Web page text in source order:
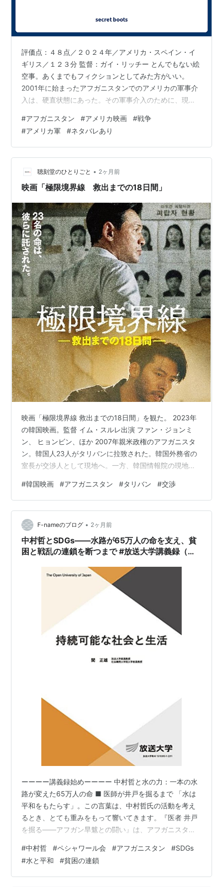
評価点：４８点／２０２４年／アメリカ・スペイン・イ
ギリス／１２３分 監督：ガイ・リッチー とんでもない絵
空事。あくまでもフィクションとしてみた方がいい。
2001年に始まったアフガニスタンでのアメリカの軍事介
入は、硬直状態にあった。その軍事介入のために、現地
欲していた。２０１８年、ジョン・キンリー（ジェイ
ク・ギレンホール）曹長は、新しく通訳をチームに迎え
た。現地の事情に詳しい通訳のアーメッド（ダール・サ
リム）と次第に打ち解けていく。軍事作戦にチームで挑
んでいたキンリーは、爆弾工場を発見する。しかし、そ
の工場にタリバンの兵士が次々と送り込まれ、チ…
#アフガニスタン #アメリカ映画 #戦争
#アメリカ軍 #ネタバレあり
聴刻堂のひとりごと • 2ヶ月前
映画「極限境界線 救出までの18日間」
映画「極限境界線 救出までの18日間」を観た。 2023年
の韓国映画。監督 イム・スルレ出演 ファン・ジョンミ
ン、 ヒョンビン、ほか 2007年親米政権のアフガニスタ
ン。韓国人23人がタリバンに拉致された。韓国外務省の
室長が交渉人として現地へ。一方、韓国情報院の現地工
頭に注釈があった。国際関係を含む複雑な状況の中で、
人質解放をめぐって交渉が行われる。緊張感が続く、面
白い作品だった。 まず韓国側での主導権争いがある。外
務省と情報院の部門間の対立。本国と現地の温度差。上
司と部下の意見衝突など。日本の作品より本国や上司へ
の批判は小さいように思え…
#韓国映画 #アフガニスタン #タリバン #交渉
F-nameのブログ • 2ヶ月前
中村哲とSDGs――水路が65万人の命を支え、貧
困と戦乱の連鎖を断つまで #放送大学講義録（持
ーーーー講義録始めーーーー 中村哲と水の力：一本の水
路が変えた65万人の命 ■ 医師が井戸を掘るまで 「水は
平和をもたらす」。この言葉は、中村哲氏の活動を考え
るとき、とても重みをもって響いてきます。『医者 井戸
を掘る――アフガン旱魃との闘い』は、アフガニスタン
整備し、人々の暮らしを根本から変えていった医師、中
村哲氏の著書のタイトルです。 中村医師は、日本のNGO
であるペシャワール会の現地活動を担うPMS、すなわち
#中村哲 #ペシャワール会 #アフガニスタン #SDGs
#水と平和 #貧困の連鎖